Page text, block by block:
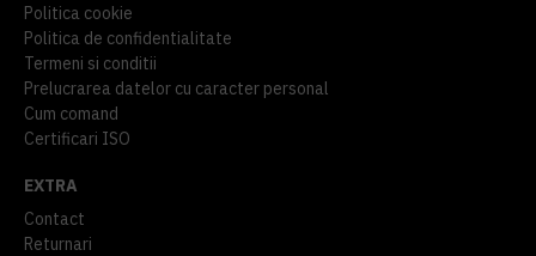
Politica cookie
Politica de confidentialitate
Termeni si conditii
Prelucrarea datelor cu caracter personal
Cum comand
Certificari ISO
EXTRA
Contact
Returnari